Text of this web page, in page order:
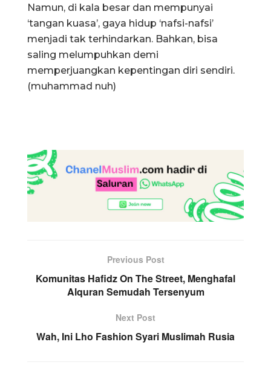
Namun, di kala besar dan mempunyai
‘tangan kuasa’, gaya hidup ‘nafsi-nafsi’
menjadi tak terhindarkan. Bahkan, bisa
saling melumpuhkan demi
memperjuangkan kepentingan diri sendiri.
(muhammad nuh)
Previous Post
Komunitas Hafidz On The Street, Menghafal
Alquran Semudah Tersenyum
Next Post
Wah, Ini Lho Fashion Syari Muslimah Rusia